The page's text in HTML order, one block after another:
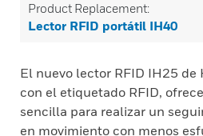
Product Replacement:
Lector RFID portátil IH40
El nuevo lector RFID IH25
con el etiquetado RFID,
sencilla para realizar un
en movimiento con menos